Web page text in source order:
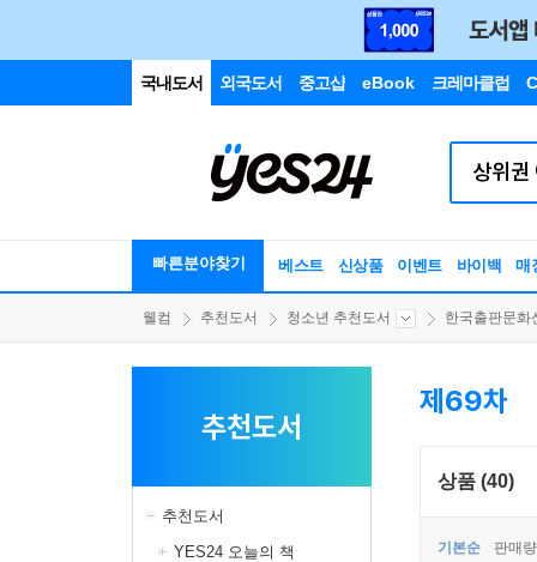
국내도서 외국도서 중고샵 eBook 크레마클럽
빠른분야찾기 베스트 신상품 이벤트 바이백 매
웰컴 추천도서 청소년 추천도서 한국출판문화
추천도서
추천도서
YES24 오늘의 책
제69차
상품 (40)
기본순 판매